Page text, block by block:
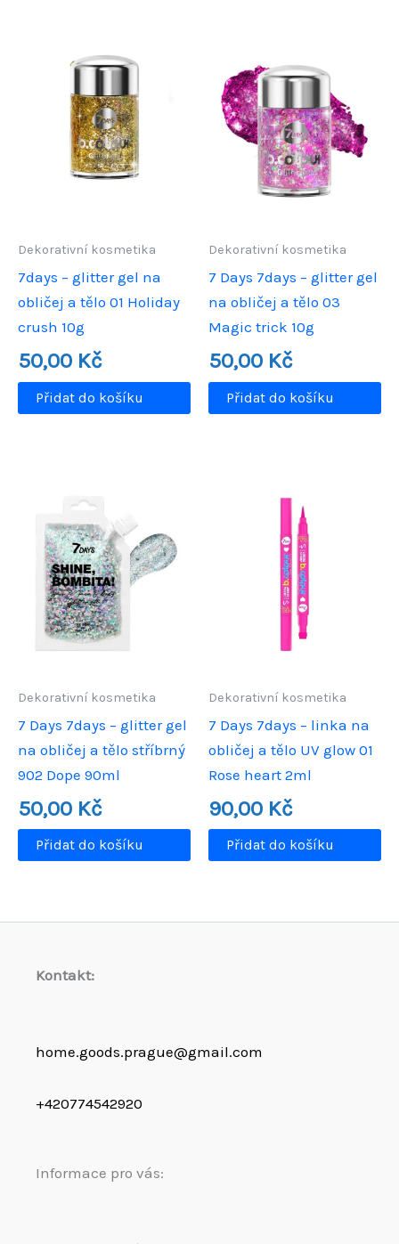
Dekorativní kosmetika
7days – glitter gel na
obličej a tělo 01 Holiday
crush 10g
50,00 Kč
Přidat do košíku
Dekorativní kosmetika
7 Days 7days – glitter gel
na obličej a tělo 03
Magic trick 10g
50,00 Kč
Přidat do košíku
Dekorativní kosmetika
7 Days 7days – glitter gel
na obličej a tělo stříbrný
902 Dope 90ml
50,00 Kč
Přidat do košíku
Dekorativní kosmetika
7 Days 7days – linka na
obličej a tělo UV glow 01
Rose heart 2ml
90,00 Kč
Přidat do košíku
Kontakt:
home.goods.prague@gmail.com
+420774542920
Informace pro vás: